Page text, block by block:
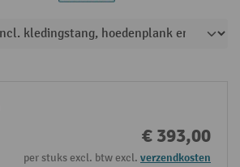
€ 393,00
per stuks excl. btw excl. verzendkosten